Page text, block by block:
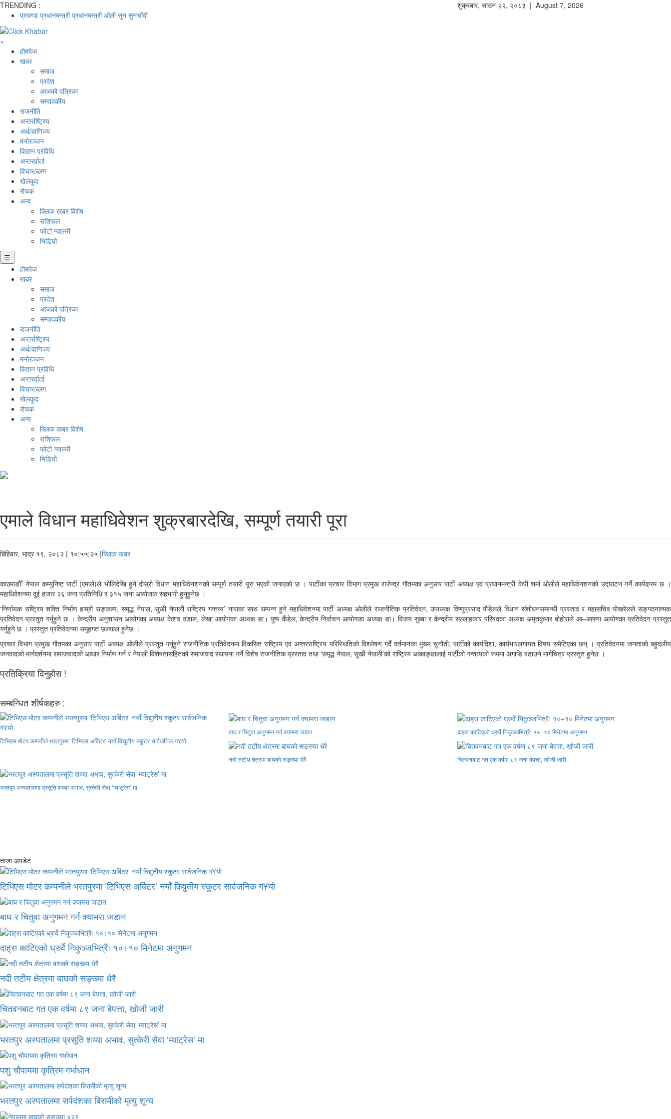
TRENDING :
प्रचण्ड प्रधानमन्त्री प्रधानमन्त्री ओली सुन सुनचाँदी
शुक्रबार, साउन २२, २०८३ | August 7, 2026
×
होमपेज
खबर
समाज
प्रदेश
आजको पत्रिका
सम्पादकीय
राजनीति
अन्तर्राष्ट्रिय
अर्थ/वाणिज्य
मनाेरञ्जन
विज्ञान प्रविधि
अन्तरर्वार्ता
विचार/ब्लग
खेलकुद
रोचक
अन्य
क्लिक खबर विशेष
राशिफल
फोटो ग्यालरी
भिडियो
☰
होमपेज
खबर
समाज
प्रदेश
आजको पत्रिका
सम्पादकीय
राजनीति
अन्तर्राष्ट्रिय
अर्थ/वाणिज्य
मनाेरञ्जन
विज्ञान प्रविधि
अन्तरर्वार्ता
विचार/ब्लग
खेलकुद
रोचक
अन्य
क्लिक खबर विशेष
राशिफल
फोटो ग्यालरी
भिडियो
एमाले विधान महाधिवेशन शुक्रबारदेखि, सम्पूर्ण तयारी पूरा
बिहिबार, भाद्र १९, २०८२ | १०:५५:२५ |क्लिक खबर
काठमाडौँः नेपाल कम्युनिष्ट पार्टी (एमाले)ले भोलिदेखि हुने दोस्रो विधान महाधिवेनशनको सम्पूर्ण तयारी पूरा भएको जनाएको छ । पार्टीका प्रचार विभाग प्रमुख राजेन्द्र गौतमका अनुसार पार्टी अध्यक्ष एवं प्रधानमन्त्री केपी शर्मा ओलीले महाधिवेनशनको उद्घाटन गर्ने कार्यक्रम छ ।
महाधिवेशनमा दुई हजार २६ जना प्रतिनिधि र ३१५ जना आयोजक सहभागी हुनुहुनेछ ।
‘निर्णायक राष्ट्रिय शक्ति निर्माण हाम्रो सङ्कल्प, समृद्ध नेपाल, सुखी नेपाली राष्ट्रिय गन्तव्य’ नाराका साथ सम्पन्न हुने महाधिवेशनमा पार्टी अध्यक्ष ओलीले राजनीतिक प्रतिवेदन, उपाध्यक्ष विष्णुप्रसाद पौडेलले विधान संशोधनसम्बन्धी प्रस्ताव र महासचिव पोखरेलले सङ्गठनात्मक
प्रतिवेदन प्रस्तुत गर्नुहुने छ । केन्द्रीय अनुशासन आयोगका अध्यक्ष केशव वडाल, लेखा आयोगका अध्यक्ष डा। पुष्प कँडेल, केन्द्रीय निर्वाचन आयोगका अध्यक्ष डा। विजय सुब्बा र केन्द्रीय सल्लाहकार परिषदका अध्यक्ष अमृतकुमार बोहोराले आ–आफ्ना आयोगका प्रतिवेदन प्रस्तुत
गर्नुहुने छ । प्रस्तुत प्रतिवेदनमा समूहगत छलफल हुनेछ ।
प्रचार विभाग प्रमुख गौतमका अनुसार पार्टी अध्यक्ष ओलीले प्रस्तुत गर्नुहुने राजनीतिक प्रतिवेदनमा विकसित राष्ट्रिय एवं अन्तरराष्ट्रिय परिस्थितिको विश्लेषण गर्दै वर्तमानका मुख्य चुनौती, पार्टीको कार्यदिशा, कार्यभारलगायत विषय समेटिएका छन् । प्रतिवेदनमा जनताको बहुदलीय
जनवादको मार्गदर्शनमा समाजवादको आधार निर्माण गर्न र नेपाली विशेषतासहितको समाजवाद स्थापना गर्ने विशेष राजनीतिक प्रस्ताव तथा ‘समृद्ध नेपाल, सुखी नेपाली’को राष्ट्रिय आकाङ्क्षालाई पार्टीको गन्तव्यको रूपमा अगाडि बढाउने मार्गचित्र प्रस्तुत हुनेछ ।
प्रतिक्रिया दिनुहोस !
सम्बन्धित शीर्षकहरु :
टिभिएस मोटर कम्पनीले भरतपुरमा ‘टिभिएस अर्बिटर’ नयाँ विद्युतीय स्कुटर सार्वजनिक ग¥यो
बाघ र चितुवा अनुगमन गर्न क्यामरा जडान दाह्रा काटिएको ध्रुर्वे निकुञ्जभित्रैः १०÷१० मिनेटमा अनुगमन
नदी तटीय क्षेत्रमा बाघको सङ्ख्या धेरै चितवनबाट गत एक वर्षमा ८९ जना बेपत्ता, खोजी जारी
भरतपुर अस्पतालमा प्रसूति शय्या अभाव, सुत्केरी सेवा ‘म्याट्रेस’ मा
ताजा अपडेट
टिभिएस मोटर कम्पनीले भरतपुरमा ‘टिभिएस अर्बिटर’ नयाँ विद्युतीय स्कुटर सार्वजनिक ग¥यो
बाघ र चितुवा अनुगमन गर्न क्यामरा जडान
दाह्रा काटिएको ध्रुर्वे निकुञ्जभित्रैः १०÷१० मिनेटमा अनुगमन
नदी तटीय क्षेत्रमा बाघको सङ्ख्या धेरै
चितवनबाट गत एक वर्षमा ८९ जना बेपत्ता, खोजी जारी
भरतपुर अस्पतालमा प्रसूति शय्या अभाव, सुत्केरी सेवा ‘म्याट्रेस’ मा
पशु चौपायमा कृत्रिम गर्भाधान
भरतपुर अस्पतालमा सर्पदंशका बिरामीको मृत्यु शून्य